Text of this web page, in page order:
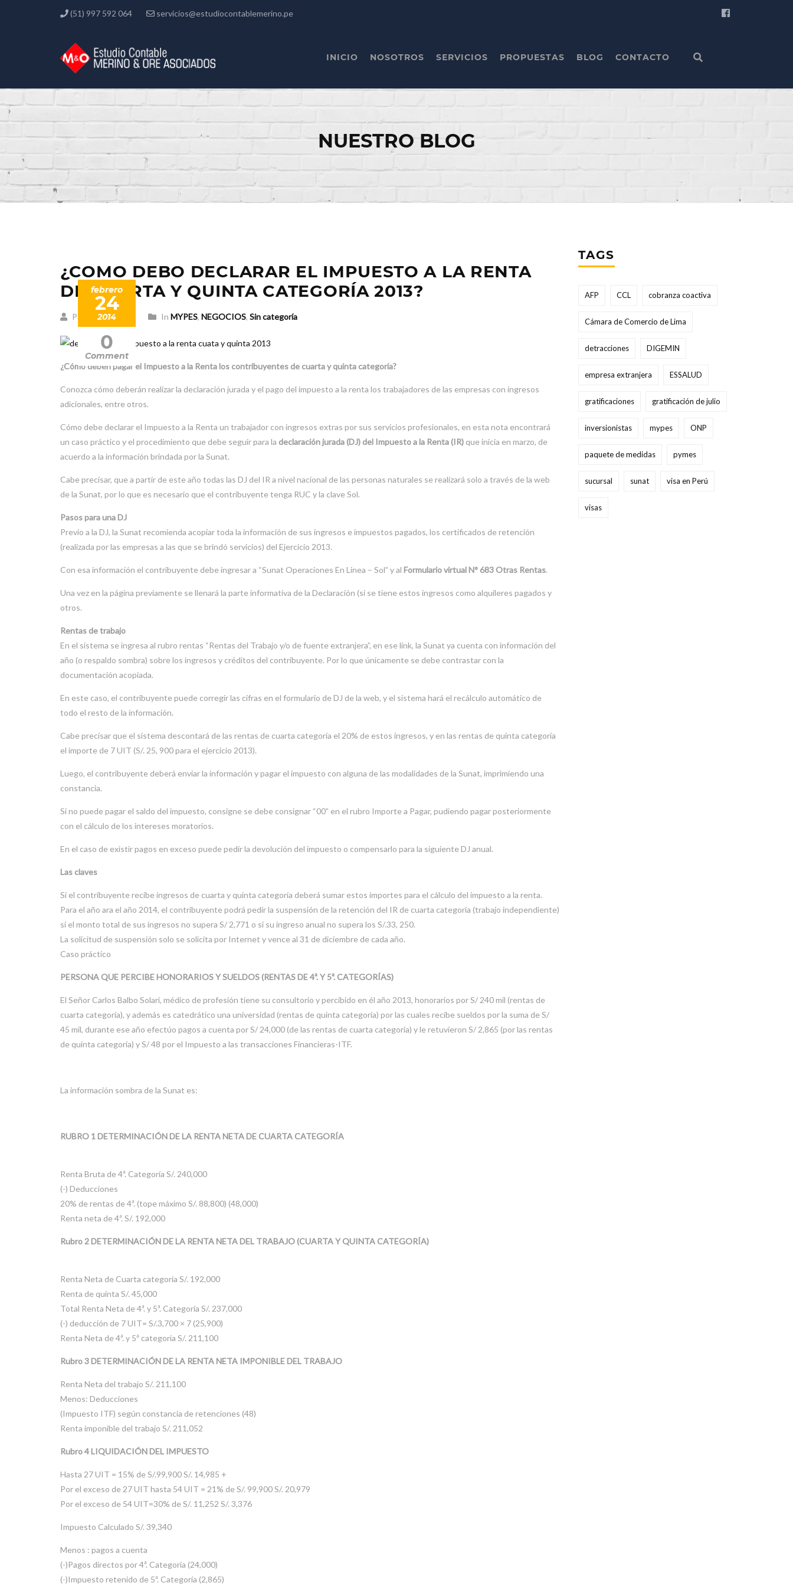
(51) 997 592 064 servicios@estudiocontablemerino.pe
INICIO NOSOTROS SERVICIOS PROPUESTAS BLOG CONTACTO
NUESTRO BLOG
febrero
24
2014
0
Comment
¿COMO DEBO DECLARAR EL IMPUESTO A LA RENTA
DE CUARTA Y QUINTA CATEGORÍA 2013?
Posted by arbind In MYPES, NEGOCIOS, Sin categoría
¿Cómo deben pagar el Impuesto a la Renta los contribuyentes de cuarta y quinta categoría?
Conozca cómo deberán realizar la declaración jurada y el pago del impuesto a la renta los trabajadores de las empresas con ingresos
adicionales, entre otros.
Cómo debe declarar el Impuesto a la Renta un trabajador con ingresos extras por sus servicios profesionales, en esta nota encontrará
un caso práctico y el procedimiento que debe seguir para la declaración jurada (DJ) del Impuesto a la Renta (IR) que inicia en marzo, de
acuerdo a la información brindada por la Sunat.
Cabe precisar, que a partir de este año todas las DJ del IR a nivel nacional de las personas naturales se realizará solo a través de la web
de la Sunat, por lo que es necesario que el contribuyente tenga RUC y la clave Sol.
Pasos para una DJ
Previo a la DJ, la Sunat recomienda acopiar toda la información de sus ingresos e impuestos pagados, los certificados de retención
(realizada por las empresas a las que se brindó servicios) del Ejercicio 2013.
Con esa información el contribuyente debe ingresar a “Sunat Operaciones En Linea – Sol” y al Formulario virtual N° 683 Otras Rentas.
Una vez en la página previamente se llenará la parte informativa de la Declaración (si se tiene estos ingresos como alquileres pagados y
otros.
Rentas de trabajo
En el sistema se ingresa al rubro rentas “Rentas del Trabajo y/o de fuente extranjera”, en ese link, la Sunat ya cuenta con información del
año (o respaldo sombra) sobre los ingresos y créditos del contribuyente. Por lo que únicamente se debe contrastar con la
documentación acopiada.
En este caso, el contribuyente puede corregir las cifras en el formulario de DJ de la web, y el sistema hará el recálculo automático de
todo el resto de la información.
Cabe precisar que el sistema descontará de las rentas de cuarta categoría el 20% de estos ingresos, y en las rentas de quinta categoría
el importe de 7 UIT (S/. 25, 900 para el ejercicio 2013).
Luego, el contribuyente deberá enviar la información y pagar el impuesto con alguna de las modalidades de la Sunat, imprimiendo una
constancia.
Si no puede pagar el saldo del impuesto, consigne se debe consignar “00” en el rubro Importe a Pagar, pudiendo pagar posteriormente
con el cálculo de los intereses moratorios.
En el caso de existir pagos en exceso puede pedir la devolución del impuesto o compensarlo para la siguiente DJ anual.
Las claves
Si el contribuyente recibe ingresos de cuarta y quinta categoría deberá sumar estos importes para el cálculo del impuesto a la renta.
Para el año ara el año 2014, el contribuyente podrá pedir la suspensión de la retención del IR de cuarta categoría (trabajo independiente)
si el monto total de sus ingresos no supera S/ 2,771 o si su ingreso anual no supera los S/.33, 250.
La solicitud de suspensión solo se solicita por Internet y vence al 31 de diciembre de cada año.
Caso práctico
PERSONA QUE PERCIBE HONORARIOS Y SUELDOS (RENTAS DE 4ª. Y 5ª. CATEGORÍAS)
El Señor Carlos Balbo Solari, médico de profesión tiene su consultorio y percibido en él año 2013, honorarios por S/ 240 mil (rentas de
cuarta categoría), y además es catedrático una universidad (rentas de quinta categoría) por las cuales recibe sueldos por la suma de S/
45 mil, durante ese año efectúo pagos a cuenta por S/ 24,000 (de las rentas de cuarta categoría) y le retuvieron S/ 2,865 (por las rentas
de quinta categoría) y S/ 48 por el Impuesto a las transacciones Financieras-ITF.
La información sombra de la Sunat es:
RUBRO 1 DETERMINACIÓN DE LA RENTA NETA DE CUARTA CATEGORÍA
Renta Bruta de 4ª. Categoría S/. 240,000
(-) Deducciones
20% de rentas de 4ª. (tope máximo S/. 88,800) (48,000)
Renta neta de 4ª. S/. 192,000
Rubro 2 DETERMINACIÓN DE LA RENTA NETA DEL TRABAJO (CUARTA Y QUINTA CATEGORÍA)
Renta Neta de Cuarta categoría S/. 192,000
Renta de quinta S/. 45,000
Total Renta Neta de 4ª. y 5ª. Categoría S/. 237,000
(-) deducción de 7 UIT= S/.3,700 × 7 (25,900)
Renta Neta de 4ª. y 5ª categoría S/. 211,100
Rubro 3 DETERMINACIÓN DE LA RENTA NETA IMPONIBLE DEL TRABAJO
Renta Neta del trabajo S/. 211,100
Menos: Deducciones
(Impuesto ITF) según constancia de retenciones (48)
Renta imponible del trabajo S/. 211,052
Rubro 4 LIQUIDACIÓN DEL IMPUESTO
Hasta 27 UIT = 15% de S/.99,900 S/. 14,985 +
Por el exceso de 27 UIT hasta 54 UIT = 21% de S/. 99,900 S/. 20,979
Por el exceso de 54 UIT=30% de S/. 11,252 S/. 3,376
Impuesto Calculado S/. 39,340
Menos : pagos a cuenta
(-)Pagos directos por 4ª. Categoría (24,000)
(-)Impuesto retenido de 5ª. Categoría (2,865)
TAGS
AFP CCL cobranza coactiva
Cámara de Comercio de Lima
detracciones DIGEMIN
empresa extranjera ESSALUD
gratificaciones gratificación de julio
inversionistas mypes ONP
paquete de medidas pymes
sucursal sunat visa en Perú
visas